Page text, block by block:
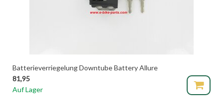
Batterieverriegelung Downtube Battery Allure
81,95
Auf Lager